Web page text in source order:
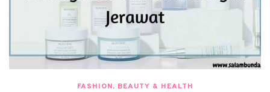
FASHION, BEAUTY & HEALTH